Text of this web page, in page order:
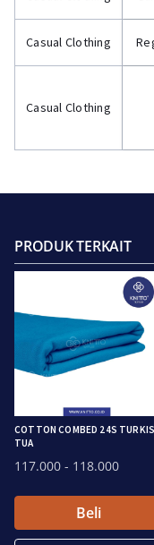
Casual Clothing
Casual Clothing
PRODUK TERKAIT
COTTON COMBED 24S TURKIS
TUA
117.000 - 118.000
Beli